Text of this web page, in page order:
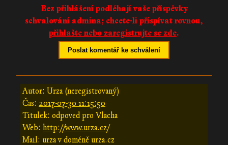
Bez přihlášení podléhají vaše příspěvky
schvalování admina; chcete-li příspívat rovnou,
přihlašte nebo zaregistrujte se zde.
Poslat komentář ke schválení
Autor: Urza (neregistrovaný)
Čas: 2017-07-30 11:15:50
Titulek: odpoved pro Vlacha
Web: http://www.urza.cz/
Mail: urza v doméně urza.cz